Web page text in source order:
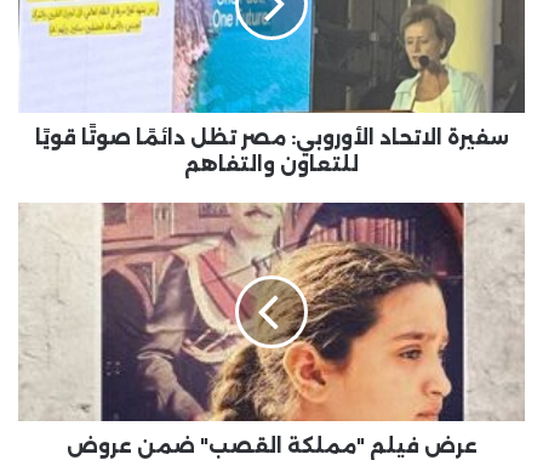
دائمًا
قويًا
للتعاون
والتفاهم
سفيرة الاتحاد الأوروبي: مصر تظل دائمًا صوتًا قويًا
للتعاون والتفاهم
عرض
فيلم
"مملكة
القصب"
ضمن
عروض
جمعية
الفيلم
المصرية
عرض فيلم "مملكة القصب" ضمن عروض